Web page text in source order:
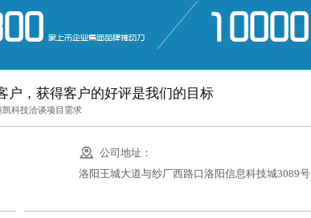
家上市企业集团品牌推动力 10000
户，获得客户的好评是我们的目标
凯科技洽谈项目需求
公司地址：
洛阳王城大道与纱厂西路口洛阳信息科技城3089号